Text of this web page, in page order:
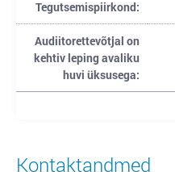
Tegutsemispiirkond:
Audiitorettevõtjal on
kehtiv leping avaliku
huvi üksusega:
Kontaktandmed